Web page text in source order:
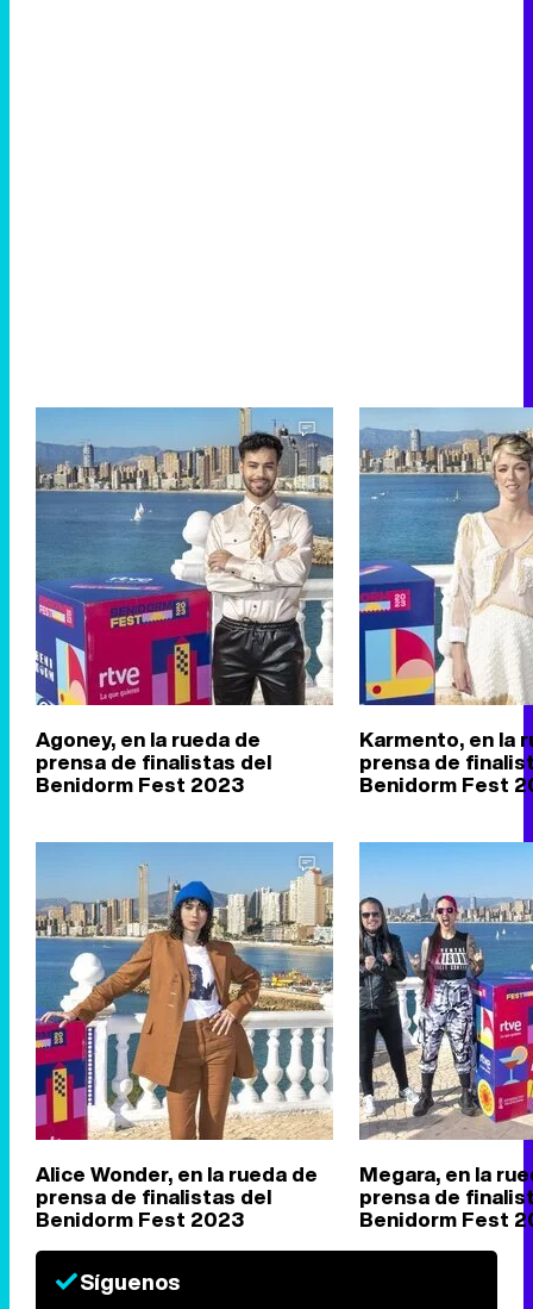
Agoney, en la rueda de
prensa de finalistas del
Benidorm Fest 2023
Karmento, en la
prensa de
Benidorm Fest
Alice Wonder, en la rueda de
prensa de finalistas del
Benidorm Fest 2023
Megara, en la
prensa de
Benidorm Fest
Síguenos